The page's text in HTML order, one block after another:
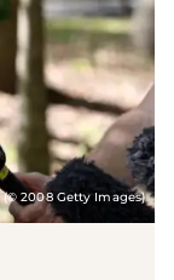
(© 2008 Getty Images)